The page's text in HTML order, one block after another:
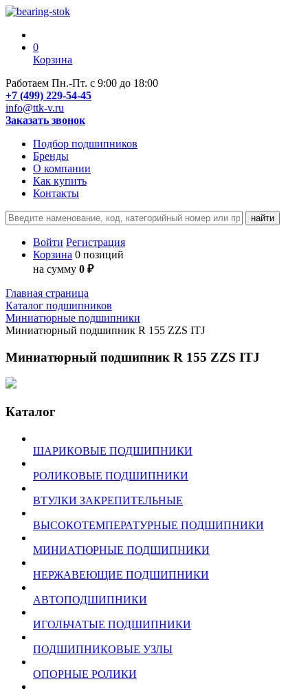
0
Корзина
Работаем Пн.-Пт. с 9:00 до 18:00
+7 (499) 229-54-45
info@ttk-v.ru
Заказать звонок
Подбор подшипников
Бренды
О компании
Как купить
Контакты
Войти Регистрация
Корзина 0 позиций
на сумму 0 ₽
Главная страница
Каталог подшипников
Миниатюрные подшипники
Миниатюрный подшипник R 155 ZZS ITJ
Миниатюрный подшипник R 155 ZZS ITJ
Каталог
ШАРИКОВЫЕ ПОДШИПНИКИ
РОЛИКОВЫЕ ПОДШИПНИКИ
ВТУЛКИ ЗАКРЕПИТЕЛЬНЫЕ
ВЫСОКОТЕМПЕРАТУРНЫЕ ПОДШИПНИКИ
МИНИАТЮРНЫЕ ПОДШИПНИКИ
НЕРЖАВЕЮЩИЕ ПОДШИПНИКИ
АВТОПОДШИПНИКИ
ИГОЛЬЧАТЫЕ ПОДШИПНИКИ
ПОДШИПНИКОВЫЕ УЗЛЫ
ОПОРНЫЕ РОЛИКИ